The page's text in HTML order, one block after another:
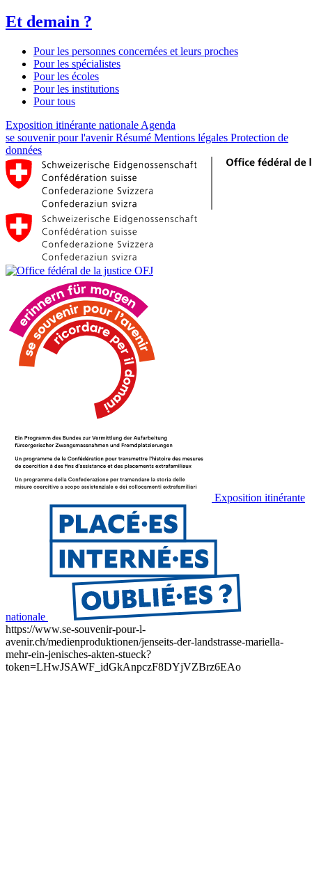
Et demain ?
Pour les personnes concernées et leurs proches
Pour les spécialistes
Pour les écoles
Pour les institutions
Pour tous
Exposition itinérante nationale Agenda
se souvenir pour l'avenirRésumé Mentions légales Protection de
données
Exposition itinérante
nationale
https://www.se-souvenir-pour-l-
avenir.ch/medienproduktionen/jenseits-der-landstrasse-mariella-
mehr-ein-jenisches-akten-stueck?
token=LHwJSAWF_idGkAnpczF8DYjVZBrz6EAo